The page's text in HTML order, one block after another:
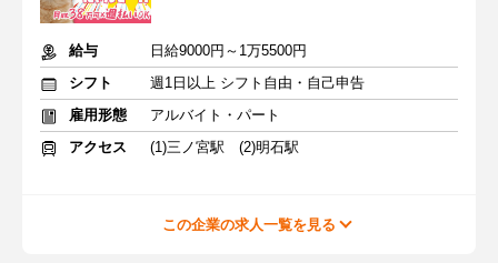
給与
日給9000円～1万5500円
シフト
週1日以上 シフト自由・自己申告
雇用形態
アルバイト・パート
アクセス
(1)三ノ宮駅 (2)明石駅
この企業の求人一覧を見る